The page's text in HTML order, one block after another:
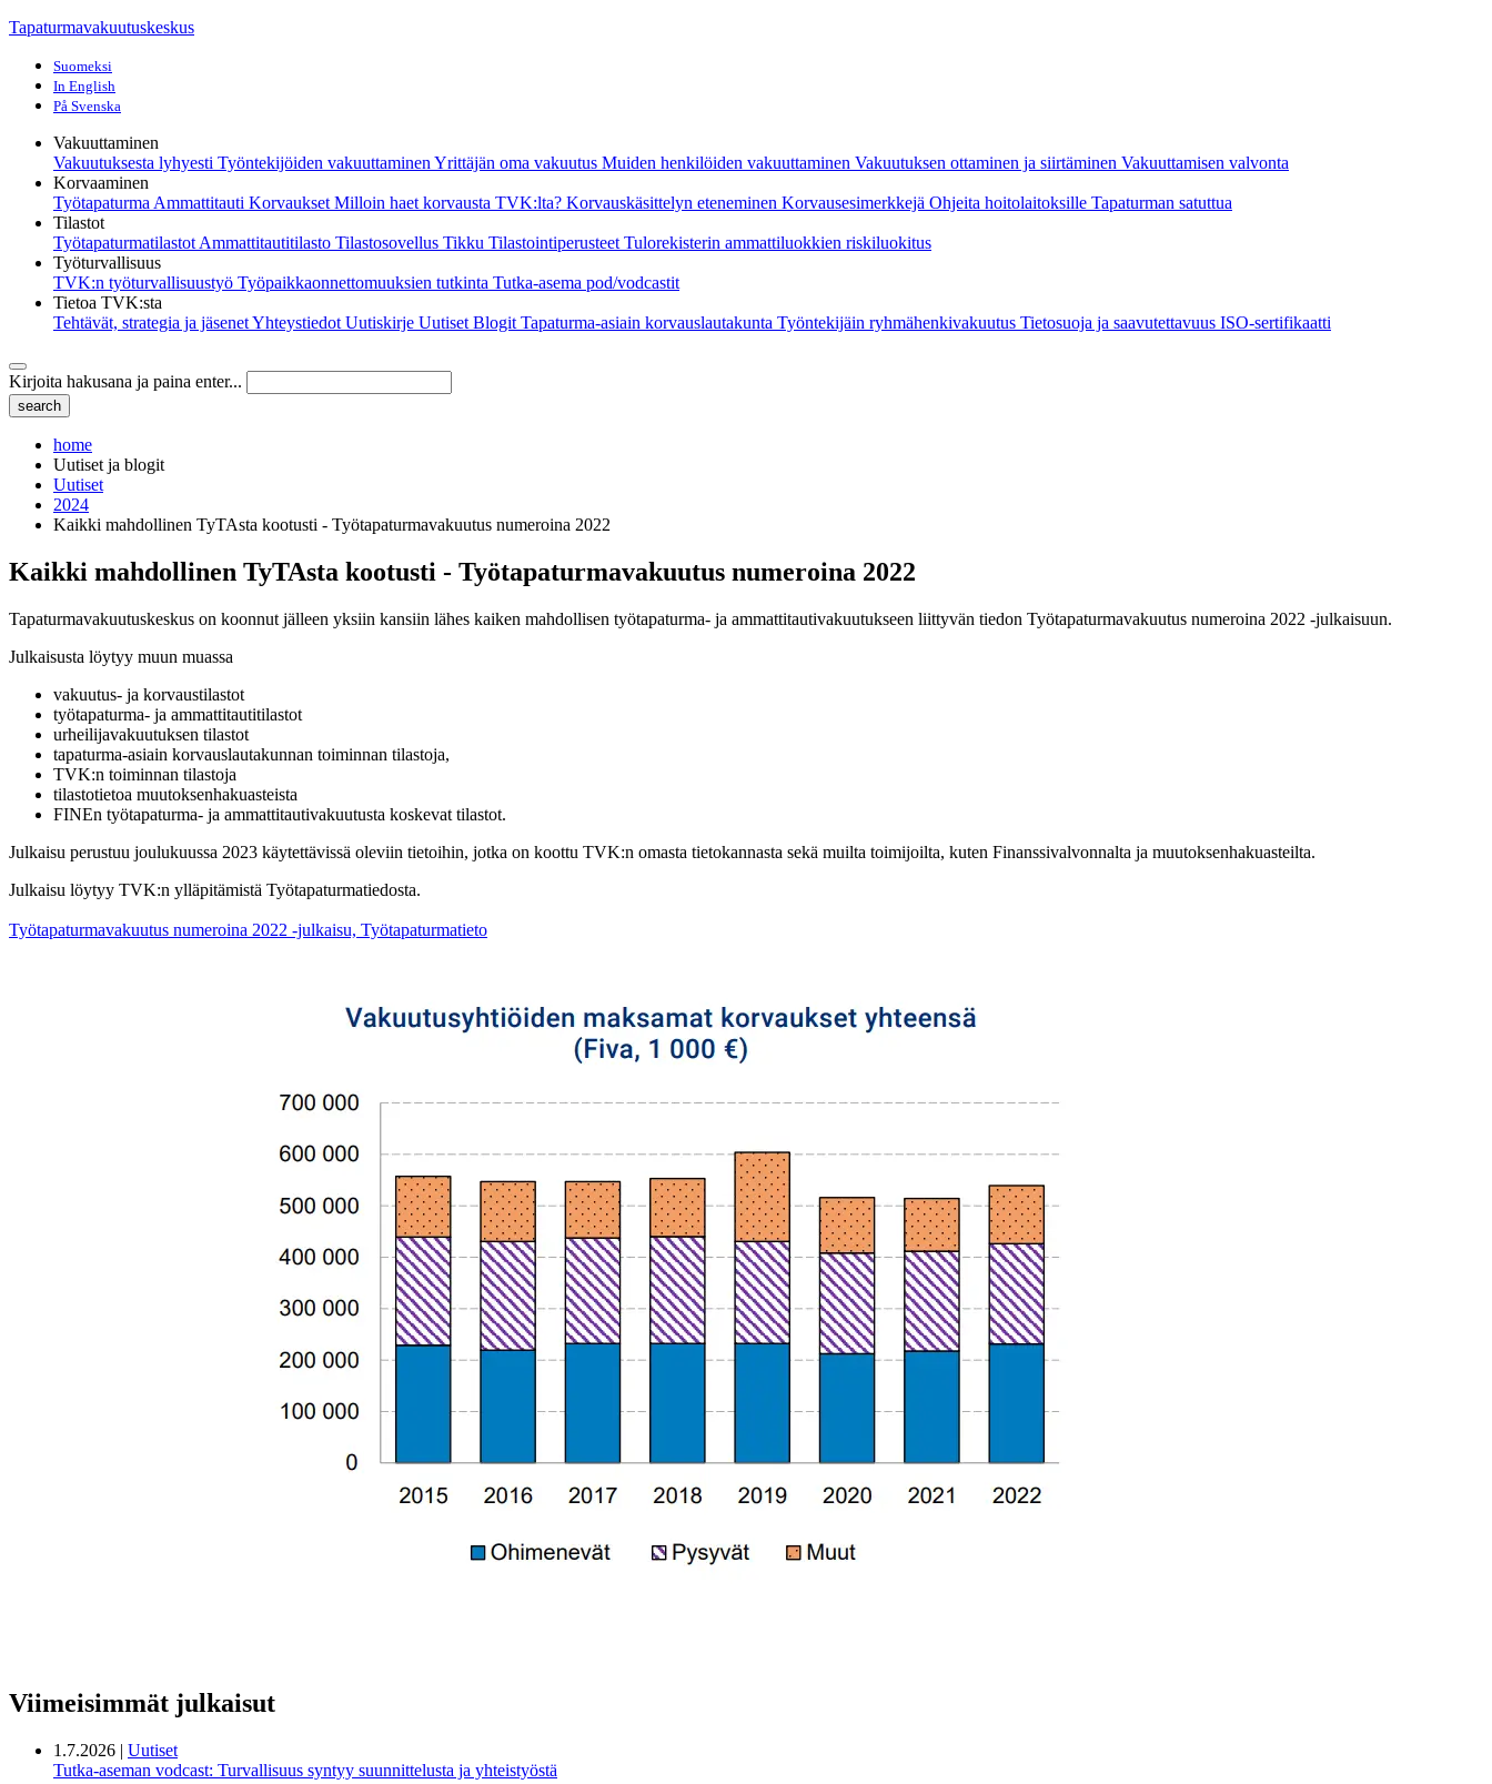
Tapaturmavakuutuskeskus
Suomeksi
In English
På Svenska
Vakuuttaminen
Vakuutuksesta lyhyesti Työntekijöiden vakuuttaminen Yrittäjän oma vakuutus Muiden henkilöiden vakuuttaminen Vakuutuksen ottaminen ja siirtäminen Vakuuttamisen valvonta
Korvaaminen
Työtapaturma Ammattitauti Korvaukset Milloin haet korvausta TVK:lta? Korvauskäsittelyn eteneminen Korvausesimerkkejä Ohjeita hoitolaitoksille Tapaturman satuttua
Tilastot
Työtapaturmatilastot Ammattitautitilasto Tilastosovellus Tikku Tilastointiperusteet Tulorekisterin ammattiluokkien riskiluokitus
Työturvallisuus
TVK:n työturvallisuustyö Työpaikkaonnettomuuksien tutkinta Tutka-asema pod/vodcastit
Tietoa TVK:sta
Tehtävät, strategia ja jäsenetYhteystiedot Uutiskirje Uutiset Blogit Tapaturma-asiain korvauslautakunta Työntekijäin ryhmähenkivakuutus Tietosuoja ja saavutettavuus ISO-sertifikaatti
Kirjoita hakusana ja paina enter...
home
Uutiset ja blogit
Uutiset
2024
Kaikki mahdollinen TyTAsta kootusti - Työtapaturmavakuutus numeroina 2022
Kaikki mahdollinen TyTAsta kootusti - Työtapaturmavakuutus numeroina 2022
Tapaturmavakuutuskeskus on koonnut jälleen yksiin kansiin lähes kaiken mahdollisen työtapaturma- ja ammattitautivakuutukseen liittyvän tiedon Työtapaturmavakuutus numeroina 2022 -julkaisuun.
Julkaisusta löytyy muun muassa
vakuutus- ja korvaustilastot
työtapaturma- ja ammattitautitilastot
urheilijavakuutuksen tilastot
tapaturma-asiain korvauslautakunnan toiminnan tilastoja,
TVK:n toiminnan tilastoja
tilastotietoa muutoksenhakuasteista
FINEn työtapaturma- ja ammattitautivakuutusta koskevat tilastot.
Julkaisu perustuu joulukuussa 2023 käytettävissä oleviin tietoihin, jotka on koottu TVK:n omasta tietokannasta sekä muilta toimijoilta, kuten Finanssivalvonnalta ja muutoksenhakuasteilta.
Julkaisu löytyy TVK:n ylläpitämistä Työtapaturmatiedosta.
Työtapaturmavakuutus numeroina 2022 -julkaisu, Työtapaturmatieto
Viimeisimmät julkaisut
1.7.2026 | Uutiset
Tutka-aseman vodcast: Turvallisuus syntyy suunnittelusta ja yhteistyöstä